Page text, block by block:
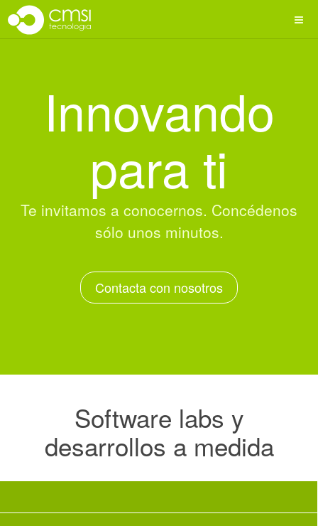
Innovando
para ti
Te invitamos a conocernos. Concédenos
sólo unos minutos.
Contacta con nosotros
Software labs y
desarrollos a medida